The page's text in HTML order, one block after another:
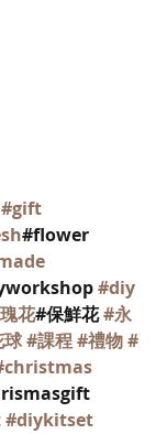
#gift
#flower
#diy
花#保鮮花 #永
#課程#禮物#
#diykitset